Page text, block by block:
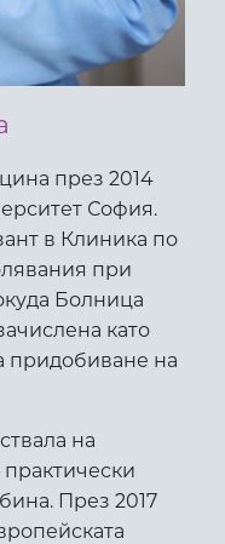
през 2014
София.
в Клиника по
при
Болница
като
придобиване на
на
През 2017